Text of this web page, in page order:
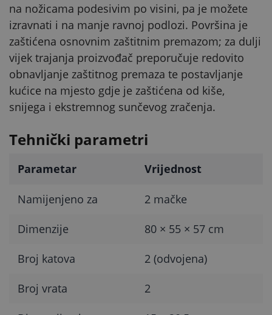
na nožicama podesivim po visini, pa je možete
izravnati i na manje ravnoj podlozi. Površina je
zaštićena osnovnim zaštitnim premazom; za dulji
vijek trajanja proizvođač preporučuje redovito
obnavljanje zaštitnog premaza te postavljanje
kućice na mjesto gdje je zaštićena od kiše,
snijega i ekstremnog sunčevog zračenja.
Tehnički parametri
Parametar Vrijednost
Namijenjeno za 2 mačke
Dimenzije 80 × 55 × 57 cm
Broj katova 2 (odvojena)
Broj vrata 2